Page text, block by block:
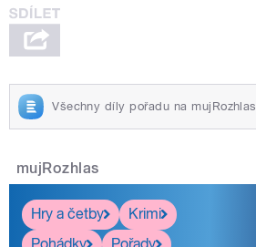
Všechny díly pořadu na mujRozhlas
mujRozhlas
Hry a četby
Krimi